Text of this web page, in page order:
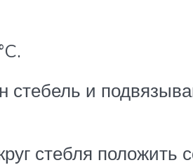
стебель и
стебля